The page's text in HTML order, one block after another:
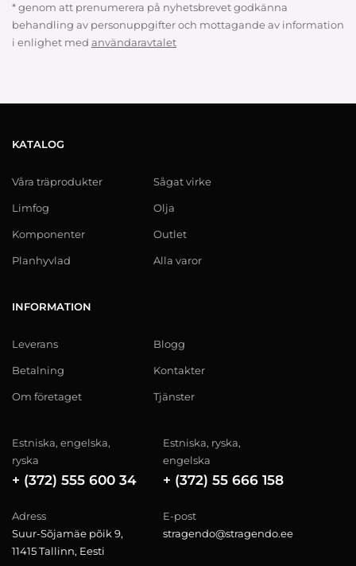
* genom att prenumerera på nyhetsbrevet godkänna
behandling av personuppgifter och mottagande av information
i enlighet med användaravtalet
KATALOG
Våra träprodukter
Limfog
Komponenter
Planhyvlad
Sågat virke
Olja
Outlet
Alla varor
INFORMATION
Leverans
Betalning
Om företaget
Blogg
Kontakter
Tjänster
Estniska, engelska,
ryska
+ (372) 555 600 34
Estniska, ryska,
engelska
+ (372) 55 666 158
Adress
Suur-Sõjamäe põik 9,
11415 Tallinn, Eesti
E-post
stragendo@stragendo.ee